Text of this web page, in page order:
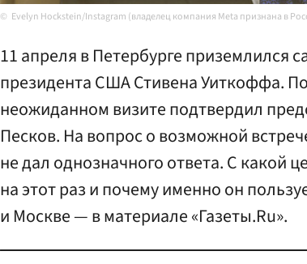
Evelyn Hockstein/Instagram (владелец компания Meta признана в
11 апреля в Петербурге приземлился
президента США Стивена Уиткоффа.
неожиданном визите подтвердил
Песков. На вопрос о возможной
не дал однозначного ответа. С какой
на этот раз и почему именно он
и Москве — в материале «Газеты.Ru».